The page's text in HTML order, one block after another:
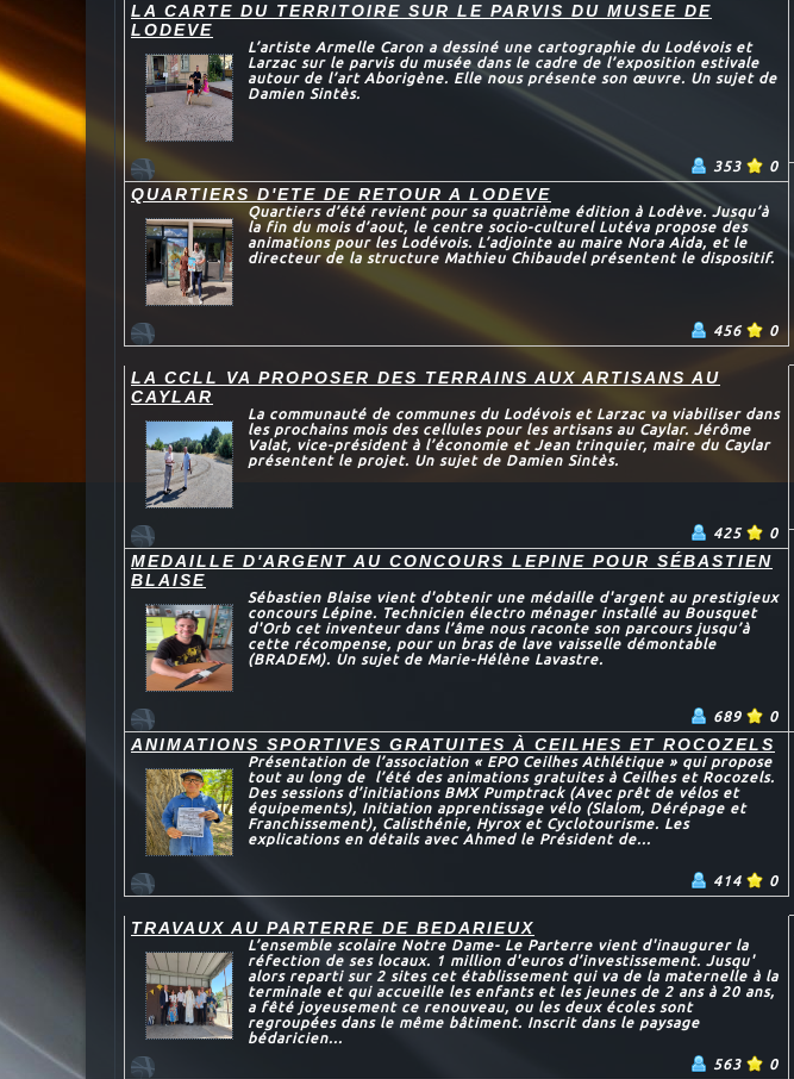
LA CARTE DU TERRITOIRE SUR LE PARVIS DU MUSEE DE
LODEVE
L’artiste Armelle Caron a dessiné une cartographie du Lodévois et
Larzac sur le parvis du musée dans le cadre de l’exposition estivale
autour de l’art Aborigène. Elle nous présente son œuvre. Un sujet de
Damien Sintès.
353 0
QUARTIERS D'ETE DE RETOUR A LODEVE
Quartiers d’été revient pour sa quatrième édition à Lodève. Jusqu’à
la fin du mois d’aout, le centre socio-culturel Lutéva propose des
animations pour les Lodévois. L’adjointe au maire Nora Aida, et le
directeur de la structure Mathieu Chibaudel présentent le dispositif.
456 0
LA CCLL VA PROPOSER DES TERRAINS AUX ARTISANS AU
CAYLAR
La communauté de communes du Lodévois et Larzac va viabiliser dans
les prochains mois des cellules pour les artisans au Caylar. Jérôme
Valat, vice-président à l’économie et Jean trinquier, maire du Caylar
présentent le projet. Un sujet de Damien Sintès.
425 0
MEDAILLE D'ARGENT AU CONCOURS LEPINE POUR SÉBASTIEN
BLAISE
Sébastien Blaise vient d'obtenir une médaille d'argent au prestigieux
concours Lépine. Technicien électro ménager installé au Bousquet
d'Orb cet inventeur dans l’âme nous raconte son parcours jusqu’à
cette récompense, pour un bras de lave vaisselle démontable
(BRADEM). Un sujet de Marie-Hélène Lavastre.
689 0
ANIMATIONS SPORTIVES GRATUITES À CEILHES ET ROCOZELS
Présentation de l’association « EPO Ceilhes Athlétique » qui propose
tout au long de l’été des animations gratuites à Ceilhes et Rocozels.
Des sessions d’initiations BMX Pumptrack (Avec prêt de vélos et
équipements), Initiation apprentissage vélo (Slalom, Dérépage et
Franchissement), Calisthénie, Hyrox et Cyclotourisme. Les
explications en détails avec Ahmed le Président de...
414 0
TRAVAUX AU PARTERRE DE BEDARIEUX
L’ensemble scolaire Notre Dame- Le Parterre vient d'inaugurer la
réfection de ses locaux. 1 million d'euros d’investissement. Jusqu'
alors reparti sur 2 sites cet établissement qui va de la maternelle à la
terminale et qui accueille les enfants et les jeunes de 2 ans à 20 ans,
a fêté joyeusement ce renouveau, ou les deux écoles sont
regroupées dans le même bâtiment. Inscrit dans le paysage
bédaricien...
563
0